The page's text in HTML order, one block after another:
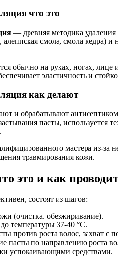
что это
— древняя методика удаления
алеппская смола, смола кедра)
обычно на руках, ногах,
эластичность и
как делают
и обрабатывают
пасты, используется
мастера из-
травмирования кожи.
это и как
состоят из шагов:
(очистка, обезжиривание).
температуры 37-40 °C.
против роста волос, захват
пасты по направлению роста
успокаивающими средствами.